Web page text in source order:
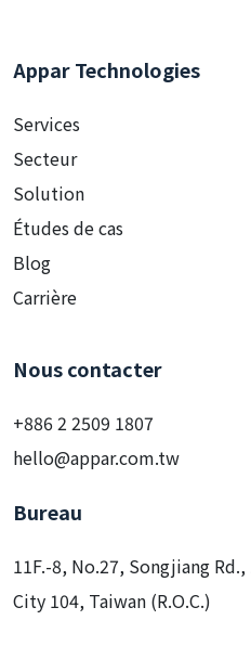
Appar Technologies
Services
Secteur
Solution
Études de cas
Blog
Carrière
Nous contacter
+886 2 2509 1807
hello@appar.com.tw
Bureau
11F.-8, No.27, Songjiang
City 104, Taiwan (R.O.C.)